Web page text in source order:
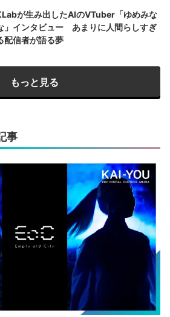
が生み出したAIのVTuber「ゆめみな
」インタビュー あまりに人間らしすぎ
配信者が語る夢
もっと見る
事